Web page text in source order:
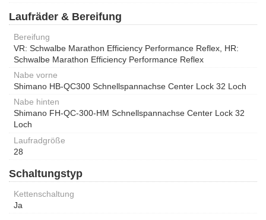
Laufräder & Bereifung
Bereifung
VR: Schwalbe Marathon Efficiency Performance Reflex, HR:
Schwalbe Marathon Efficiency Performance Reflex
Nabe vorne
Shimano HB-QC300 Schnellspannachse Center Lock 32 Loch
Nabe hinten
Shimano FH-QC-300-HM Schnellspannachse Center Lock 32
Loch
Laufradgröße
28
Schaltungstyp
Kettenschaltung
Ja